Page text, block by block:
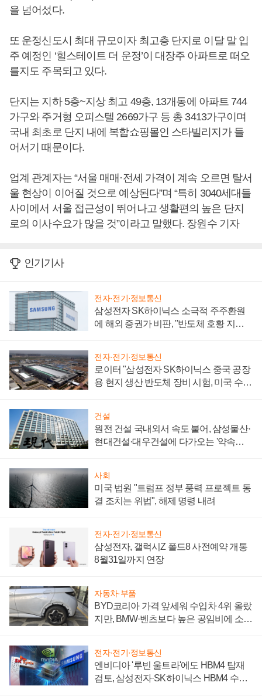
을 넘어섰다.
또 운정신도시 최대 규모이자 최고층 단지로 이달 말 입
주 예정인 ‘힐스테이트 더 운정’이 대장주 아파트로 떠오
를지도 주목되고 있다.
단지는 지하 5층~지상 최고 49층, 13개동에 아파트 744
가구와 주거형 오피스텔 2669가구 등 총 3413가구이며
국내 최초로 단지 내에 복합쇼핑몰인 스타빌리지가 들
어서기 때문이다.
업계 관계자는 “서울 매매·전세 가격이 계속 오르면 탈서
울 현상이 이어질 것으로 예상된다”며 “특히 3040세대들
사이에서 서울 접근성이 뛰어나고 생활편의 높은 단지
로의 이사수요가 많을 것”이라고 말했다. 장원수 기자
인기기사
전자·전기·정보통신
삼성전자 SK하이닉스 소극적 주주환원
에 해외 증권가 비판, "반도체 호황 지속
전자·전기·정보통신
로이터 "삼성전자 SK하이닉스 중국 공장
용 현지 생산 반도체 장비 시험, 미국 수출
건설
원전 건설 국내외서 속도 붙어, 삼성물산·
현대건설·대우건설에 다가오는 '약속의
사회
미국 법원 "트럼프 정부 풍력 프로젝트 동
결 조치는 위법", 해제 명령 내려
전자·전기·정보통신
삼성전자, 갤럭시Z 폴드8 사전예약 개통
8월31일까지 연장
자동차·부품
BYD코리아 가격 앞세워 수입차 4위 올랐
지만, BMW·벤츠보다 높은 공임비에 소비
전자·전기·정보통신
엔비디아 '루빈 울트라'에도 HBM4 탑재
검토, 삼성전자·SK하이닉스 HBM4 수율